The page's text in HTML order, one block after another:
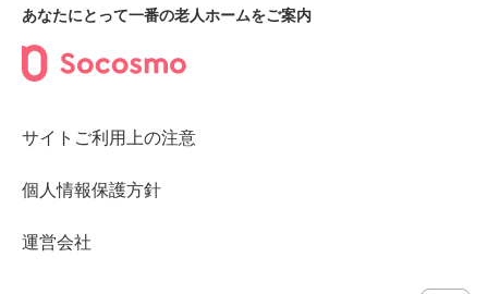
あなたにとって一番の老人ホームをご案内
サイトご利用上の注意
個人情報保護方針
運営会社